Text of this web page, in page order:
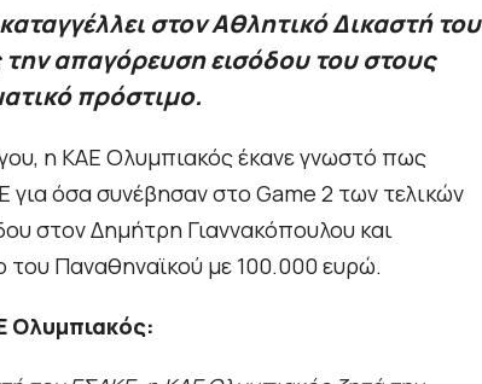
στον Αθλητικό Δικαστή του
απαγόρευση εισόδου του στους
πρόστιμο.
η ΚΑΕ Ολυμπιακός έκανε γνωστό πως
όσα συνέβησαν στο Game 2 των τελικών
στον Δημήτρη Γιαννακόπουλου και
Παναθηναϊκού με 100.000 ευρώ.
Ολυμπιακός: